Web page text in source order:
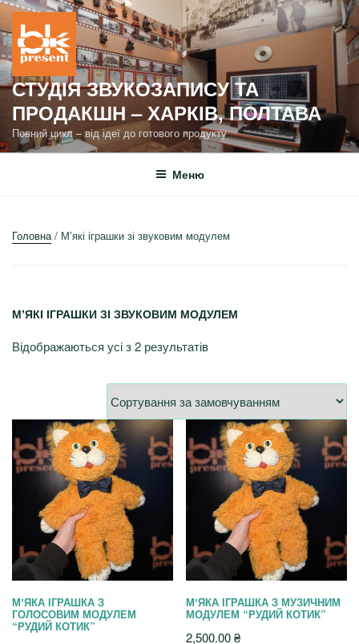
Перейти
до
вмісту
СТУДІЯ ЗВУКОЗАПИСУ ТА
ПРОДАКШН – ХАРКІВ, ПОЛТАВА
Повний цикл – від ідеї до готового продукту
Меню
Головна / Мʼякі іграшки зі звуковим модулем
МʼЯКІ ІГРАШКИ ЗІ ЗВУКОВИМ МОДУЛЕМ
Відображаються усі з 2 результатів
МʼЯКА ІГРАШКА З
ГОЛОСОВИМ МОДУЛЕМ
“РУДИЙ КОТИК”
МʼЯКА ІГРАШКА З МУЗИЧНИМ
МОДУЛЕМ “РУДИЙ КОТИК”
2,500.00₴